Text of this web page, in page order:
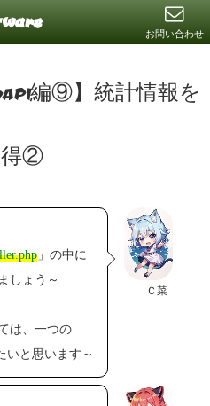
お問い合わせ
編⑨】統計情報を
得②
Ｃ菜
」の中に
しょう～
は、一つの
いと思います～